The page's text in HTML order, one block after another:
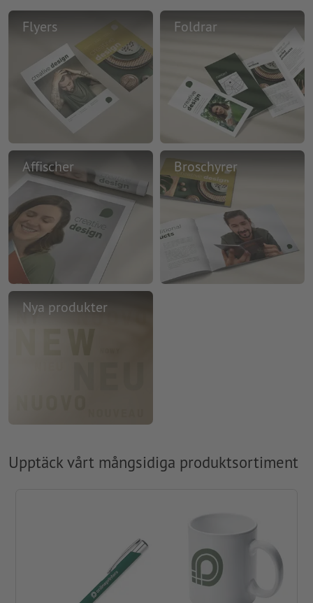
Flyers Foldrar
Affischer Broschyrer
Nya produkter
Upptäck vårt mångsidiga produktsortiment